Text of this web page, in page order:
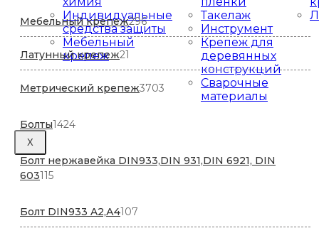
Индивидуальные
средства защиты
Мебельный
крепеж
Такелаж
Инструмент
Крепеж для
деревянных
конструкций
Сварочные
материалы
X
Мебельный крепеж296296
товаров
Латунный крепеж21
товар
Метрический крепеж3703 3703
Болты14241424
Болт нержавейка DIN933,DIN 931,DIN 6921, DIN
603115115
Болт DIN933 A2,А4107
товаров